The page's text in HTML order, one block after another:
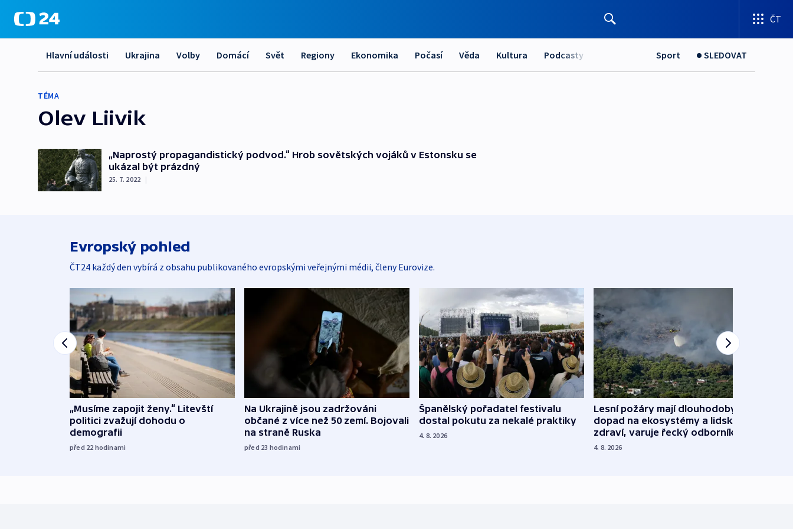
ČT
Hlavní události Ukrajina Volby Domácí Svět Regiony Ekonomika Počasí Věda Kultura Podcasty Sport SLEDOVAT
TÉMA
Olev Liivik
„Naprostý propagandistický podvod.“ Hrob sovětských vojáků v Estonsku se
ukázal být prázdný
25. 7. 2022 |
Evropský pohled
ČT24 každý den vybírá z obsahu publikovaného evropskými veřejnými médii, členy Eurovize.
„Musíme zapojit ženy.“ Litevští
politici zvažují dohodu o
demografii
před 22 hodinami
Na Ukrajině jsou zadržováni
občané z více než 50 zemí. Bojovali
na straně Ruska
před 23 hodinami
Španělský pořadatel festivalu
dostal pokutu za nekalé praktiky
4. 8. 2026
Lesní požáry mají dlouhodobý
dopad na ekosystémy a lidské
zdraví, varuje řecký odborník
4. 8. 2026